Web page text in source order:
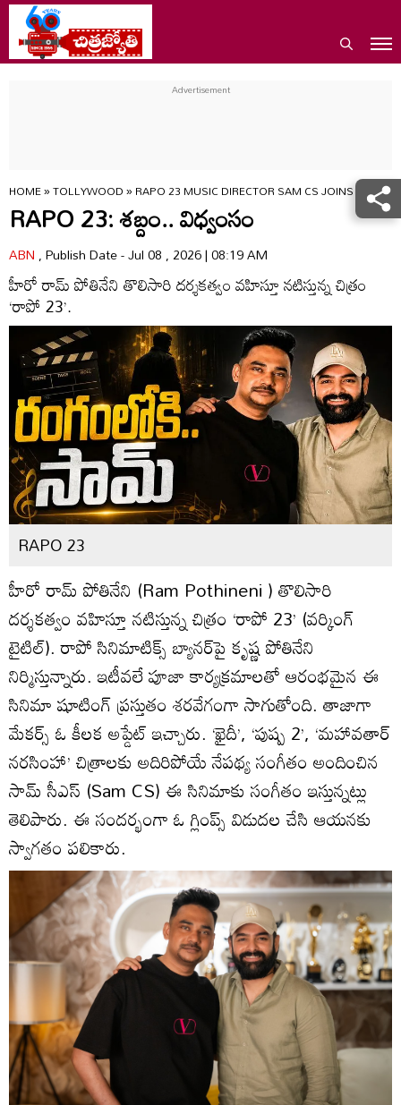
HOME»TOLLYWOOD»RAPO 23 MUSIC DIRECTOR SAM CS JOINS RAM
RAPO 23: శబ్దం.. విధ్వంసం
ABN, Publish Date - Jul 08 , 2026 | 08:19 AM
హీరో రామ్‌ పోతినేని తొలిసారి దర్శకత్వం వహిస్తూ నటిస్తున్న చిత్రం
‘రాపో 23’.
RAPO 23
హీరో రామ్‌ పోతినేని (Ram Pothineni ) తొలిసారి
దర్శకత్వం వహిస్తూ నటిస్తున్న చిత్రం ‘రాపో 23’ (వర్కింగ్‌
టైటిల్‌). రాపో సినిమాటిక్స్‌ బ్యానర్‌పై కృష్ణ పోతినేని
నిర్మిస్తున్నారు. ఇటీవలే పూజా కార్యక్రమాలతో ఆరంభమైన ఈ
సినిమా షూటింగ్‌ ప్రస్తుతం శరవేగంగా సాగుతోంది. తాజాగా
మేకర్స్‌ ఓ కీలక అప్డేట్‌ ఇచ్చారు. ‘ఖైదీ’, ‘పుష్ప 2’, ‘మహావతార్‌
నరసింహా’ చిత్రాలకు అదిరిపోయే నేపథ్య సంగీతం అందించిన
సామ్‌ సీఎస్ (Sam CS) ఈ సినిమాకు సంగీతం ఇస్తున్నట్లు
తెలిపారు. ఈ సందర్భంగా ఓ గ్లింప్స్‌ విడుదల చేసి ఆయనకు
స్వాగతం పలికారు.